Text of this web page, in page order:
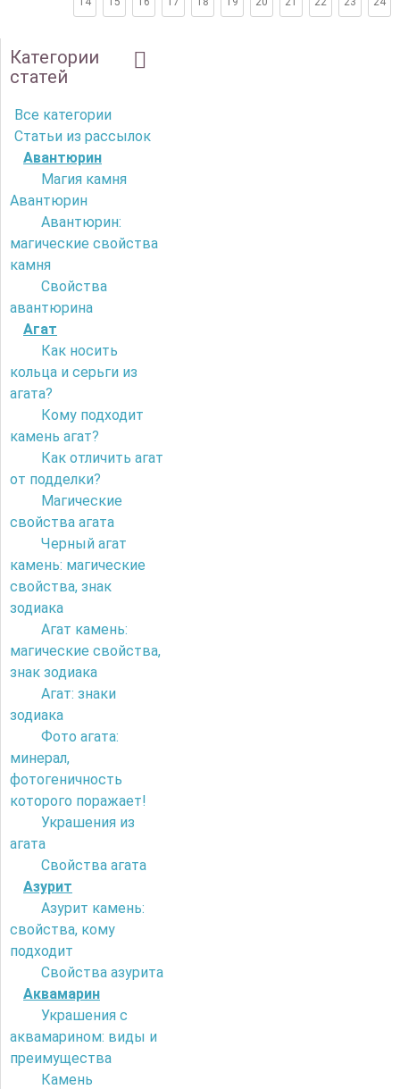
Категории
статей
Все категории
Статьи из рассылок
Авантюрин
Магия камня
Авантюрин
Авантюрин:
магические свойства
камня
Свойства
авантюрина
Агат
Как носить
кольца и серьги из
агата?
Кому подходит
камень агат?
Как отличить агат
от подделки?
Магические
свойства агата
Черный агат
камень: магические
свойства, знак
зодиака
Агат камень:
магические свойства,
знак зодиака
Агат: знаки
зодиака
Фото агата:
минерал,
фотогеничность
которого поражает!
Украшения из
агата
Свойства агата
Азурит
Азурит камень:
свойства, кому
подходит
Свойства азурита
Аквамарин
Украшения с
аквамарином: виды и
преимущества
Камень